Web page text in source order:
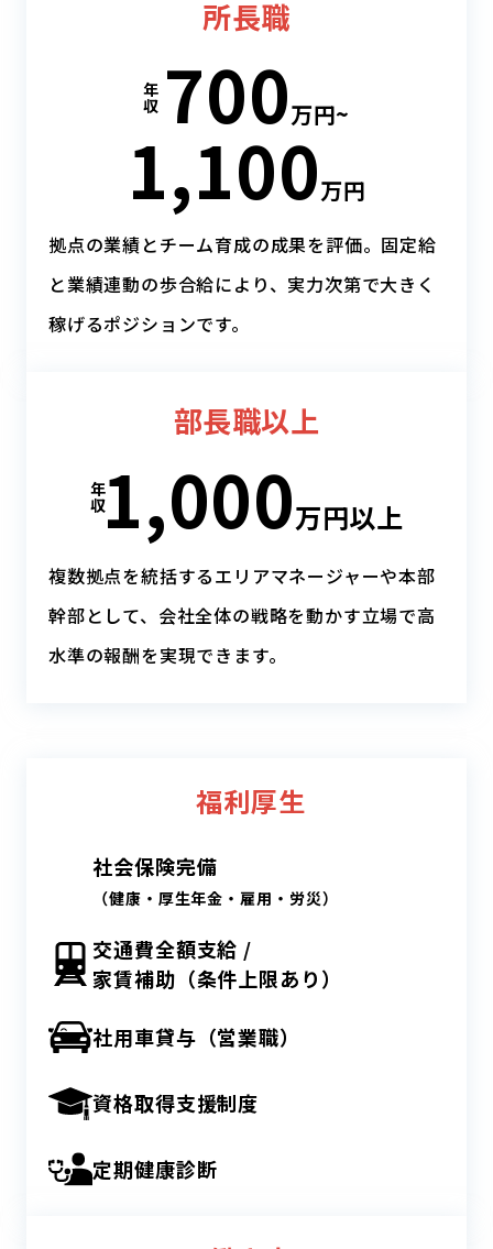
所長職
年
収 700万円~
1,100万円
拠点の業績とチーム育成の成果を評価。 固定給
と業績連動の歩合給により、 実力次第で大きく
稼げるポジションです。
部長職以上
年
収1,000万円以上
複数拠点を統括するエリアマネージャーや本部
幹部として、会社全体の戦略を動かす立場で高
水準の報酬を実現できます。
福利厚生
社会保険完備
（健康・厚生年金・雇用・労災）
交通費全額支給 /
家賃補助（条件上限あり）
社用車貸与（営業職）
資格取得支援制度
定期健康診断